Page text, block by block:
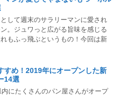
して週末のサラリーマンに愛され
。ジュワっと広がる旨味を感じる
もふっ飛ぶというもの！今回は新
すめ！2019年にオープンした新
14選
にたくさんのパン屋さんがオープ